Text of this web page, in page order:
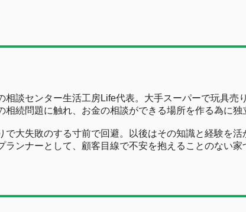
相談センター生活工房Life代表。大手スーパーで玩具売
相続問題に触れ、お金の相談ができる場所を作る為に独
で大失敗のする寸前で回避。以後はその知識と経験を
ランナーとして、顧客目線で不安を抱えることのない家